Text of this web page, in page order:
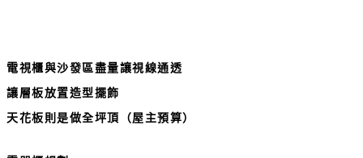
電視櫃與沙發區盡量讓視線通透
讓層板放置造型擺飾
天花板則是做全坪頂（屋主預算）